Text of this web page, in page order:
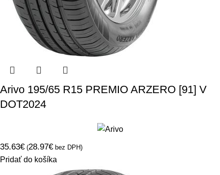
Arivo 195/65 R15 PREMIO ARZERO [91] V
DOT2024
35.63€ (28.97€ bez DPH)
Pridať do košíka